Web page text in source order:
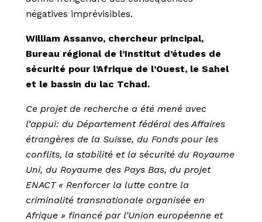
négatives imprévisibles.
William Assanvo, chercheur principal,
Bureau régional de l’Institut d’études de
sécurité pour l’Afrique de l’Ouest, le Sahel
et le bassin du lac Tchad.
Ce projet de recherche a été mené avec
l’appui: du Département fédéral des Affaires
étrangères de la Suisse, du Fonds pour les
conflits, la stabilité et la sécurité du Royaume
Uni, du Royaume des Pays Bas, du projet
ENACT « Renforcer la lutte contre la
criminalité transnationale organisée en
Afrique » financé par l’Union européenne et